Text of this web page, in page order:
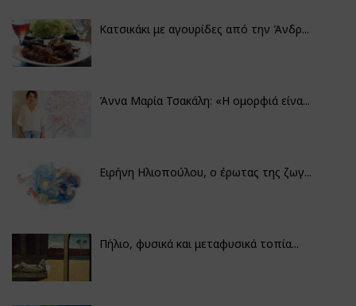
Κατσικάκι με αγουρίδες από την Άνδρ...
Άννα Μαρία Τσακάλη: «Η ομορφιά είνα...
Ειρήνη Ηλιοπούλου, ο έρωτας της ζωγ...
Πήλιο, φυσικά και μεταφυσικά τοπία...